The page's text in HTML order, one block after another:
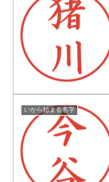
いから始まる名字